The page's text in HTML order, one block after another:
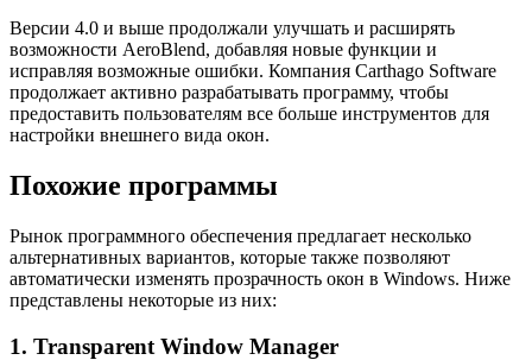
Версии 4.0 и выше продолжали улучшать и расширять
возможности AeroBlend, добавляя новые функции и
исправляя возможные ошибки. Компания Carthago Software
продолжает активно разрабатывать программу, чтобы
предоставить пользователям все больше инструментов для
настройки внешнего вида окон.
Похожие программы
Рынок программного обеспечения предлагает несколько
альтернативных вариантов, которые также позволяют
автоматически изменять прозрачность окон в Windows. Ниже
представлены некоторые из них:
1. Transparent Window Manager